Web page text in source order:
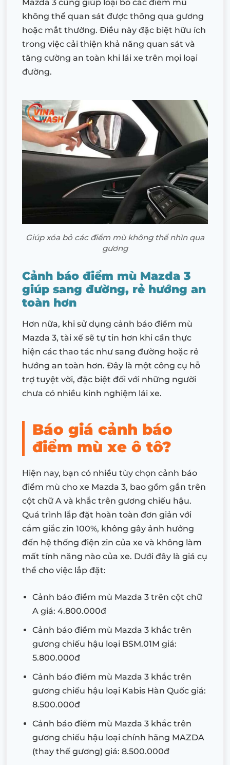
Mazda 3 cũng giúp loại bỏ các điểm mù
không thể quan sát được thông qua gương
hoặc mắt thường. Điều này đặc biệt hữu ích
trong việc cải thiện khả năng quan sát và
tăng cường an toàn khi lái xe trên mọi loại
đường.
Giúp xóa bỏ các điểm mù không thể nhìn qua
gương
Cảnh báo điểm mù Mazda 3
giúp sang đường, rẻ hướng an
toàn hơn
Hơn nữa, khi sử dụng cảnh báo điểm mù
Mazda 3, tài xế sẽ tự tin hơn khi cần thực
hiện các thao tác như sang đường hoặc rẻ
hướng an toàn hơn. Đây là một công cụ hỗ
trợ tuyệt vời, đặc biệt đối với những người
chưa có nhiều kinh nghiệm lái xe.
Báo giá cảnh báo
điểm mù xe ô tô?
Hiện nay, bạn có nhiều tùy chọn cảnh báo
điểm mù cho xe Mazda 3, bao gồm gắn trên
cột chữ A và khắc trên gương chiếu hậu.
Quá trình lắp đặt hoàn toàn đơn giản với
cắm giắc zin 100%, không gây ảnh hưởng
đến hệ thống điện zin của xe và không làm
mất tính năng nào của xe. Dưới đây là giá cụ
thể cho việc lắp đặt:
Cảnh báo điểm mù Mazda 3 trên cột chữ
A giá: 4.800.000đ
Cảnh báo điểm mù Mazda 3 khắc trên
gương chiếu hậu loại BSM.01M giá:
5.800.000đ
Cảnh báo điểm mù Mazda 3 khắc trên
gương chiếu hậu loại Kabis Hàn Quốc giá:
8.500.000đ
Cảnh báo điểm mù Mazda 3 khắc trên
gương chiếu hậu loại chính hãng MAZDA
(thay thế gương) giá: 8.500.000đ